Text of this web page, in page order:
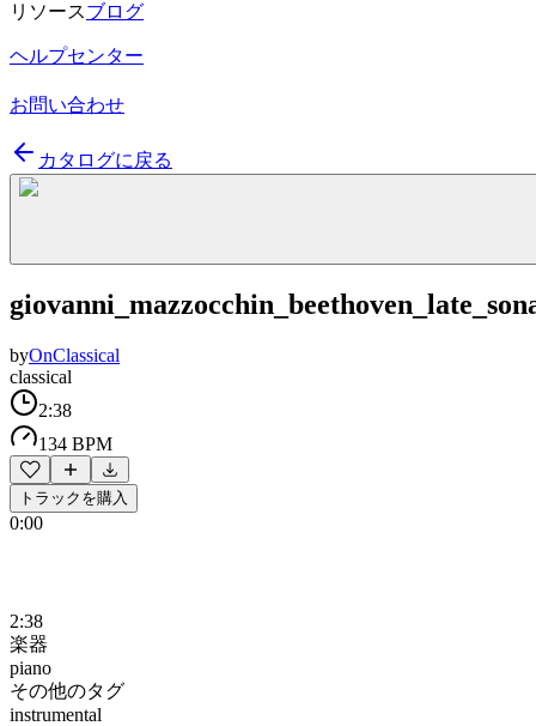
リソースブログ
ヘルプセンター
お問い合わせ
カタログに戻る
byOnClassical
classical
2:38
134 BPM
トラックを購入
0:00
2:38
楽器
piano
その他のタグ
instrumental